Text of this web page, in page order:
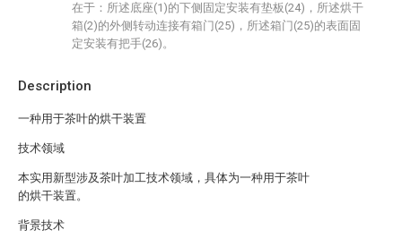
Description
一种用于茶叶的烘干装置
技术领域
本实用新型涉及茶叶加工技术领域，具体为一种用于茶叶
的烘干装置。
背景技术
在于：所述底座(1)的下侧固定安装有垫板(24)，所述烘干
箱(2)的外侧转动连接有箱门(25)，所述箱门(25)的表面固
定安装有把手(26)。